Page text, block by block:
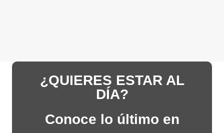
¿QUIERES ESTAR AL
DÍA?
Conoce lo último en